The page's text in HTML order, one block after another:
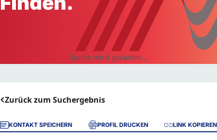
Suche wird geladen...
Zurück zum Suchergebnis
KONTAKT SPEICHERN PROFIL DRUCKEN LINK KOPIEREN